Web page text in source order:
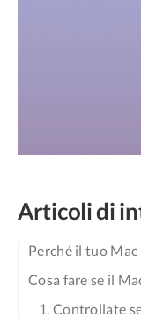
Articoli di
Perché il tuo Mac
Cosa fare se il
1. Controllate